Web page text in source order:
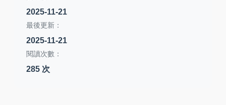
2025-11-21
最後更新：
2025-11-21
閱讀次數：
285 次